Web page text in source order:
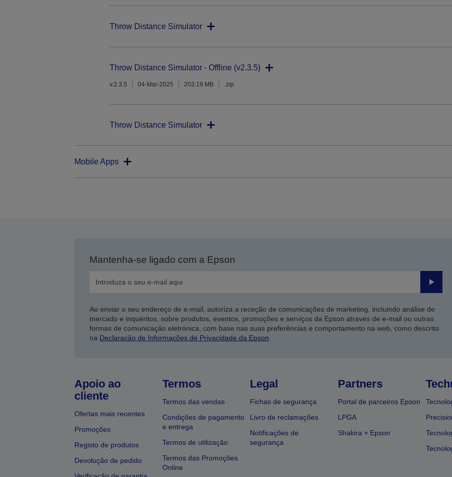
Throw Distance Simulator
Throw Distance Simulator - Offline (v2.3.5)
v.2.3.5 04-Mar-2025 203.19 MB .zip
Throw Distance Simulator
Mobile Apps
Mantenha-se ligado com a Epson
Enviar
Ao enviar o seu endereço de e-mail, autoriza a receção de comunicações de marketing, incluindo análise de
mercado e inquéritos, sobre produtos, eventos, promoções e serviços da Epson através de e-mail ou outras
formas de comunicação eletrónica, com base nas suas preferências e comportamento na web, como descrito
na Declaração de Informações de Privacidade da Epson.
Apoio ao
cliente
Ofertas mais recentes
Promoções
Registo de produtos
Devolução de pedido
Termos
Termos das vendas
Condições de pagamento
e entrega
Termos de utilização
Termos das Promoções
Online
Legal
Fichas de segurança
Livro de reclamações
Notificações de
segurança
Partners
Portal de parceiros Epson
LPGA
Shakira + Epson